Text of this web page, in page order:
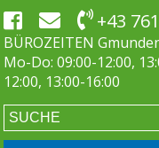
+43
BÜROZEITEN
Mo-Do: 09:00-12:00,
12:00, 13:00-16:00